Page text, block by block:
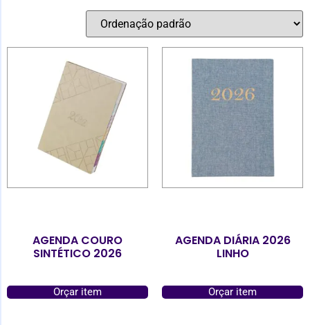
AGENDA COURO
SINTÉTICO 2026
Orçar item
AGENDA DIÁRIA 2026
LINHO
Orçar item